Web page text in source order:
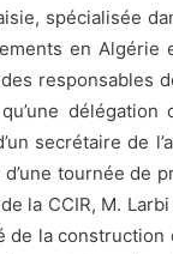
spécialisée
en Algérie
responsables
délégation
secrétaire de
tournée de
la CCIR, M.
de la construction